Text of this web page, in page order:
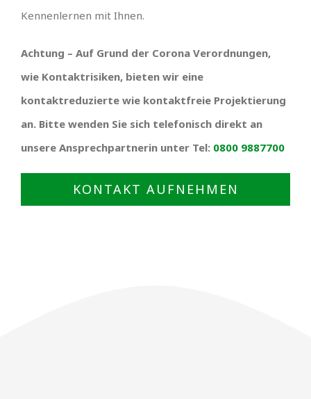
Kennenlernen mit Ihnen.
Achtung – Auf Grund der Corona Verordnungen,
wie Kontaktrisiken, bieten wir eine
kontaktreduzierte wie kontaktfreie Projektierung
an. Bitte wenden Sie sich telefonisch direkt an
unsere Ansprechpartnerin unter Tel: 0800 9887700
KONTAKT AUFNEHMEN